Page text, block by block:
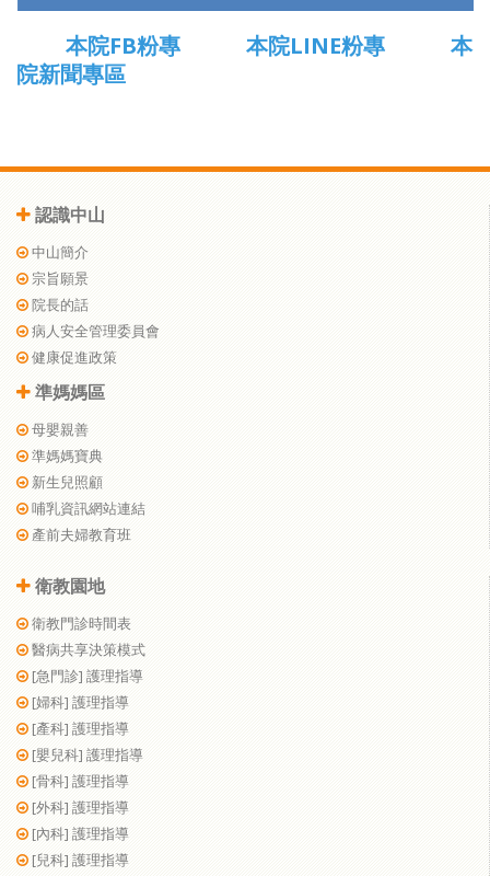
本院FB粉專 本院LINE粉專
本
院新聞專區
認識中山
中山簡介
宗旨願景
院長的話
病人安全管理委員會
健康促進政策
準媽媽區
母嬰親善
準媽媽寶典
新生兒照顧
哺乳資訊網站連結
產前夫婦教育班
衛教園地
衛教門診時間表
醫病共享決策模式
[急門診] 護理指導
[婦科] 護理指導
[產科] 護理指導
[嬰兒科] 護理指導
[骨科] 護理指導
[外科] 護理指導
[內科] 護理指導
[兒科] 護理指導